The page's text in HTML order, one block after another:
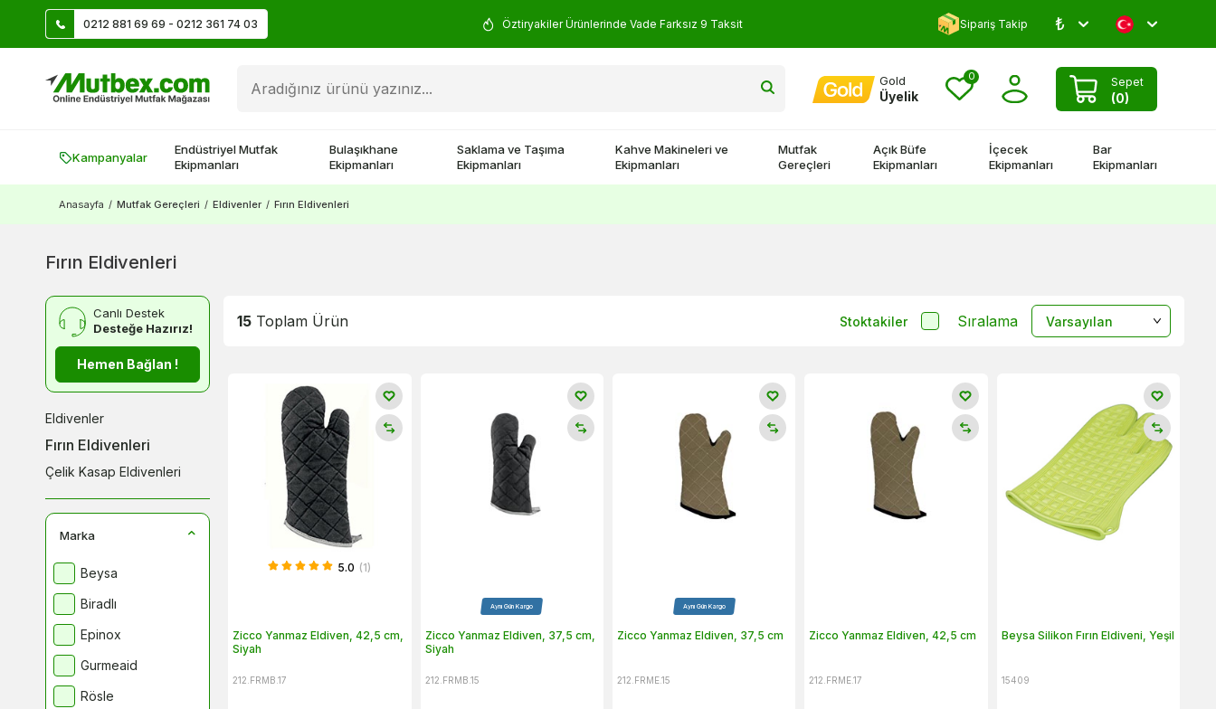
0212 881 69 69 - 0212 361 74 03Üye Ol İlk Siparişte 500 TL Kazan! Öztiryakiler Ürünlerinde Vade Farksız 9 Taksit Yorum Yap 500 TL Kazan!
Sipariş Takip ₺
Gold
Üyelik
0 Sepet
(0)
Kampanyalar
Endüstriyel Mutfak
Ekipmanları
Bulaşıkhane
Ekipmanları
Saklama ve Taşıma
Ekipmanları
Kahve Makineleri ve
Ekipmanları
Mutfak
Gereçleri
Açık Büfe
Ekipmanları
İçecek
Ekipmanları
Bar
Ekipmanları
Anasayfa / Mutfak Gereçleri / Eldivenler / Fırın Eldivenleri
Fırın Eldivenleri
Canlı Destek
Desteğe Hazırız!
Hemen Bağlan !
Eldivenler
Fırın Eldivenleri
Çelik Kasap Eldivenleri
Marka
Beysa
Biradlı
Epinox
Gurmeaid
Rösle
15 Toplam Ürün Stoktakiler Sıralama
5.0 (1)
Zicco Yanmaz Eldiven, 42,5 cm,
Siyah
212.FRMB.17
Aynı Gün Kargo
Zicco Yanmaz Eldiven, 37,5 cm,
Siyah
212.FRMB.15
Aynı Gün Kargo
Zicco Yanmaz Eldiven, 37,5 cm
212.FRME.15
Zicco Yanmaz Eldiven, 42,5 cm
212.FRME.17
Beysa Silikon Fırın Eldiveni, Yeşil
15409